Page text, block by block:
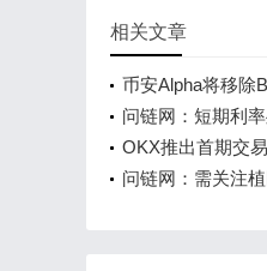
相关文章
币安Alpha将移除
问链网：短期利
OKX推出首期交
池限时开启
问链网：需关注